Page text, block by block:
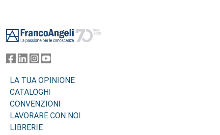
LA TUA OPINIONE
CATALOGHI
CONVENZIONI
LAVORARE CON NOI
LIBRERIE